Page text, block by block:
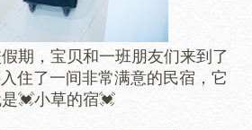
期，宝贝和一班朋友们来到了
住了一间非常满意的民宿，它
💓小草的宿💓